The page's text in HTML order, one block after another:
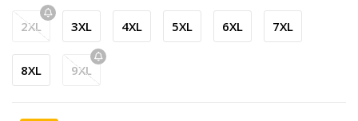
2XL 3XL 4XL 5XL 6XL 7XL
8XL 9XL